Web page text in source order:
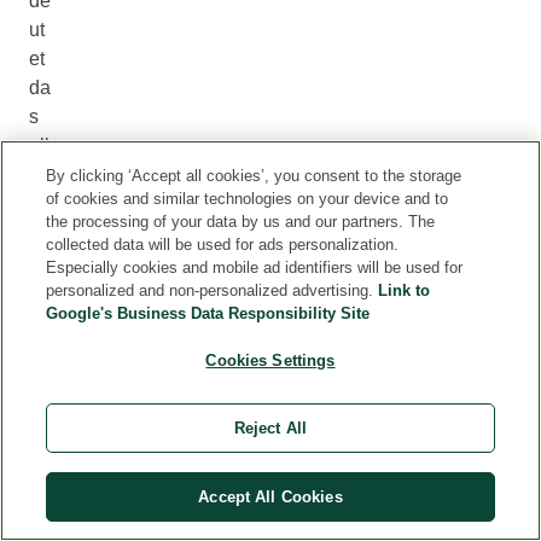
ut
et
da
s
all
es
für
de
en
By clicking ‘Accept all cookies’, you consent to the storage
of cookies and similar technologies on your device and to
the processing of your data by us and our partners. The
collected data will be used for ads personalization.
Especially cookies and mobile ad identifiers will be used for
personalized and non-personalized advertising. Link to
Google's Business Data Responsibility Site
Cookies Settings
Reject All
Accept All Cookies